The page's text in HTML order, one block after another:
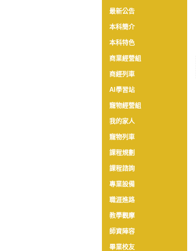
最新公告
本科簡介
本科特色
商業經營組
商經列車
AI學習站
寵物經營組
我的家人
寵物列車
課程規劃
課程諮詢
專業設備
職涯進路
教學觀摩
師資陣容
畢業校友